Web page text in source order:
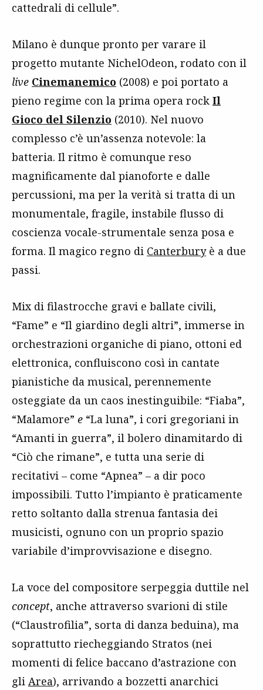
cattedrali di cellule”.
Milano è dunque pronto per varare il
progetto mutante NichelOdeon, rodato con il
live Cinemanemico (2008) e poi portato a
pieno regime con la prima opera rock Il
Gioco del Silenzio (2010). Nel nuovo
complesso c’è un’assenza notevole: la
batteria. Il ritmo è comunque reso
magnificamente dal pianoforte e dalle
percussioni, ma per la verità si tratta di un
monumentale, fragile, instabile flusso di
coscienza vocale-strumentale senza posa e
forma. Il magico regno di Canterburyè a due
passi.
Mix di filastrocche gravi e ballate civili,
“Fame” e “Il giardino degli altri”, immerse in
orchestrazioni organiche di piano, ottoni ed
elettronica, confluiscono così in cantate
pianistiche da musical, perennemente
osteggiate da un caos inestinguibile: “Fiaba”,
“Malamore” e “La luna”, i cori gregoriani in
“Amanti in guerra”, il bolero dinamitardo di
“Ciò che rimane”, e tutta una serie di
recitativi – come “Apnea” – a dir poco
impossibili. Tutto l’impianto è praticamente
retto soltanto dalla strenua fantasia dei
musicisti, ognuno con un proprio spazio
variabile d’improvvisazione e disegno.
La voce del compositore serpeggia duttile nel
concept, anche attraverso svarioni di stile
(“Claustrofilia”, sorta di danza beduina), ma
soprattutto riecheggiando Stratos (nei
momenti di felice baccano d’astrazione con
gli Area), arrivando a bozzetti anarchici